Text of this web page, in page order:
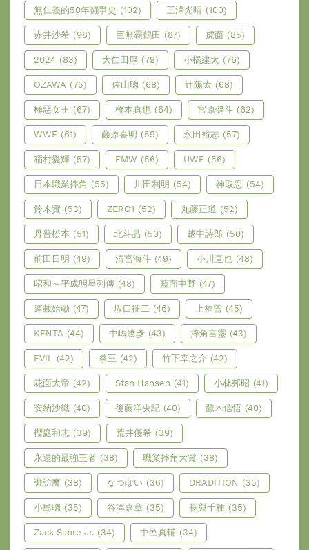
無仁義的50年鬪爭史 (102) 三澤光晴 (100)
赤井沙希 (98) 巨無霸鶴田 (87) 虎面 (85)
2024 (83) 大仁田厚 (79) 小橋建太 (76)
OZAWA (75) 佐山聰 (68) 辻陽太 (68)
極惡女王 (67) 橋本真也 (64) 宮原健斗 (62)
WWE (61) 藤原喜明 (59) 永田裕志 (57)
稻村愛輝 (57) FMW (56) UWF (56)
日本職業摔角 (55) 川田利明 (54) 神取忍 (54)
鈴木實 (53) ZERO1 (52) 丸藤正道 (52)
丹普松本 (51) 北斗晶 (50) 越中詩郎 (50)
前田日明 (49) 清宮海斗 (49) 小川直也 (48)
昭和～平成明星列傳 (48) 藍面中野 (47)
連載始動 (47) 坂口征二 (46) 上福雪 (45)
KENTA (44) 中嶋勝彥 (43) 摔角言靈 (43)
EVIL (42) 拳王 (42) 竹下幸之介 (42)
花面大帝 (42) Stan Hansen (41) 小林邦昭 (41)
安納沙織 (40) 後藤洋央紀 (40) 鷹木信悟 (40)
櫻庭和志 (39) 荒井優希 (39)
永遠的最強王者 (38) 職業摔角大賞 (38)
諏訪魔 (38) なつぽい (36) DRADITION (35)
小島聰 (35) 谷津嘉章 (35) 長與千種 (35)
Zack Sabre Jr. (34) 中邑真輔 (34)